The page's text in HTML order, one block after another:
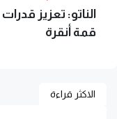
الناتو: تعزيز
قمة أنقرة
الاكثر قراءة